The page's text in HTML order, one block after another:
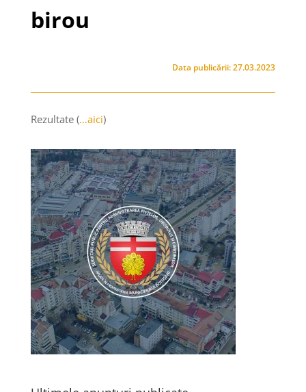
birou
Data publicării: 27.03.2023
Rezultate (…aici)